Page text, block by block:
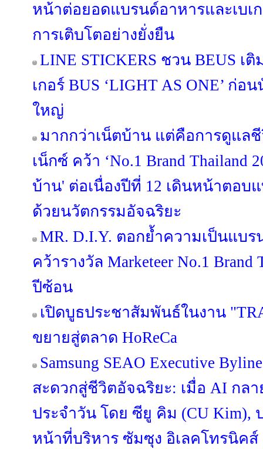
หน้าต่อยอดแบรนด์อาหารและเบเ
การเติบโตอย่างยั่งยืน
LINE STICKERS ชวน BEUS
เกอร์ BUS ‘LIGHT AS ONE’ ก่
ใหญ่
มากกว่าเน็ตบ้าน แต่คือการดูแล
เน็กซ์ คว้า ‘No.1 Brand Thailand
บ้าน' ต่อเนื่องปีที่ 12 เดินหน้าตอบ
ด้วยนวัตกรรมอัจฉริยะ
MR. D.I.Y. ตอกย้ำความเป็นแบ
คว้ารางวัล Marketeer No.1 Brand
ปีซ้อน
เปิดบูธประชาสัมพันธ์ในงาน
ขยายสู่ตลาด HoReCa
Samsung SEAO Executive
สะดวกสู่ชีวิตอัจฉริยะ: เมื่อ AI กล
ประจำวัน โดย ซียู คิม (CU Kim),
หน้าที่บริหาร ซัมซุง อิเลคโทรนิค